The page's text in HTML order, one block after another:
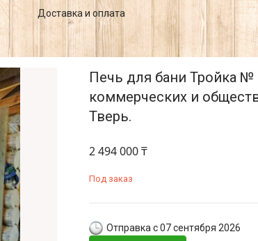
Доставка и оплата
Печь для бани Тройка №
коммерческих и
Тверь.
2 494 000 ₸
Под заказ
Отправка с 07 сентября 2026